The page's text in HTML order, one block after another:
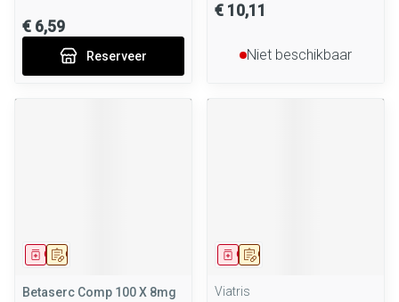
€ 6,59
Reserveer
€ 10,11
Niet beschikbaar
Op voorschrift
Geneesmiddel
Betaserc Comp 100 X 8mg
Op voorschrift
Geneesmiddel
Viatris